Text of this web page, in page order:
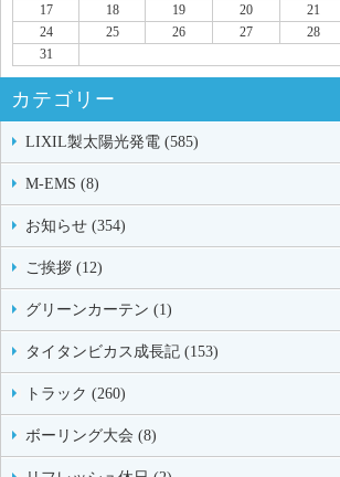
17
18 19 20 21
24
25 26 27 28
31
カテゴリー
LIXIL製太陽光発電 (585)
M-EMS (8)
お知らせ (354)
ご挨拶 (12)
グリーンカーテン (1)
タイタンビカス成長記 (153)
トラック (260)
ボーリング大会 (8)